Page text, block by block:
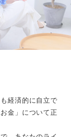
経済的に自立で
金」について正